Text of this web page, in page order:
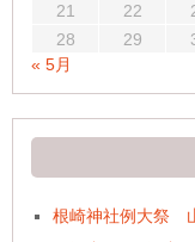
21
22
28
29
« 5月
根崎神社例大祭